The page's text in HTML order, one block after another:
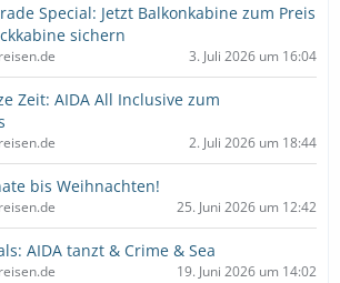
Special: Jetzt Balkonkabine zum Preis
sichern
3. Juli 2026 um 16:04
Zeit: AIDA All Inclusive zum
2. Juli 2026 um 18:44
bis Weihnachten!
25. Juni 2026 um 12:42
AIDA tanzt & Crime & Sea
19. Juni 2026 um 14:02